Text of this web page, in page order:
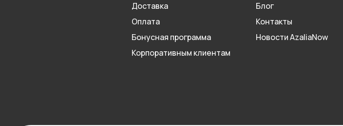
Доставка
Оплата
Бонусная программа
Корпоративным клиентам
Блог
Контакты
Новости AzaliaNow